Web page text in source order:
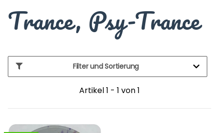
Trance, Psy-Trance
Filter und Sortierung
Artikel 1 - 1 von 1